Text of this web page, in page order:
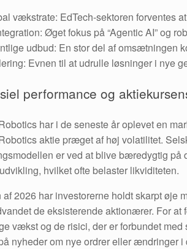
vækstrate: EdTech-sektoren forventes
Øget fokus på “Agentic AI” og
udbud: En stor del af omsætningen
Evnen til at udrulle løsninger i nye
performance og
har i de seneste år oplevet en
aktie præget af høj volatilitet.
er ved at blive bæredygtig
hvilket ofte belaster likviditeten.
af 2026 har investorerne holdt skarpt
de eksisterende aktionærer. For
vækst og de risici, der er forbundet
nyheder om nye ordrer eller ændringer